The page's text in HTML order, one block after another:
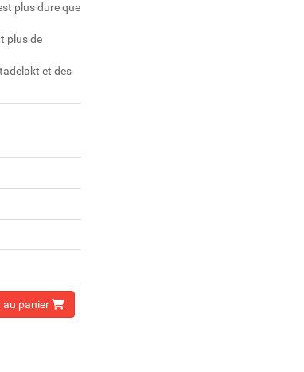
plus dure que
plus de
et des
au panier